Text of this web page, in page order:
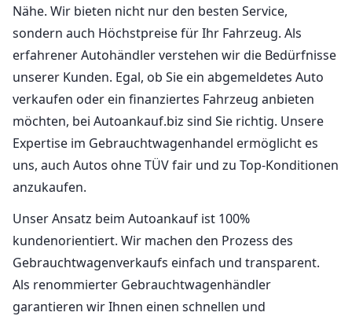
Nähe. Wir bieten nicht nur den besten Service,
sondern auch Höchstpreise für Ihr Fahrzeug. Als
erfahrener Autohändler verstehen wir die Bedürfnisse
unserer Kunden. Egal, ob Sie ein abgemeldetes Auto
verkaufen oder ein finanziertes Fahrzeug anbieten
möchten, bei Autoankauf.biz sind Sie richtig. Unsere
Expertise im Gebrauchtwagenhandel ermöglicht es
uns, auch Autos ohne TÜV fair und zu Top-Konditionen
anzukaufen.
Unser Ansatz beim Autoankauf ist 100%
kundenorientiert. Wir machen den Prozess des
Gebrauchtwagenverkaufs einfach und transparent.
Als renommierter Gebrauchtwagenhändler
garantieren wir Ihnen einen schnellen und